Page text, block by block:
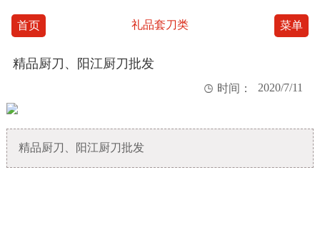
首页 礼品套刀类 菜单
精品厨刀、阳江厨刀批发
 时间： 2020/7/11
精品厨刀、阳江厨刀批发